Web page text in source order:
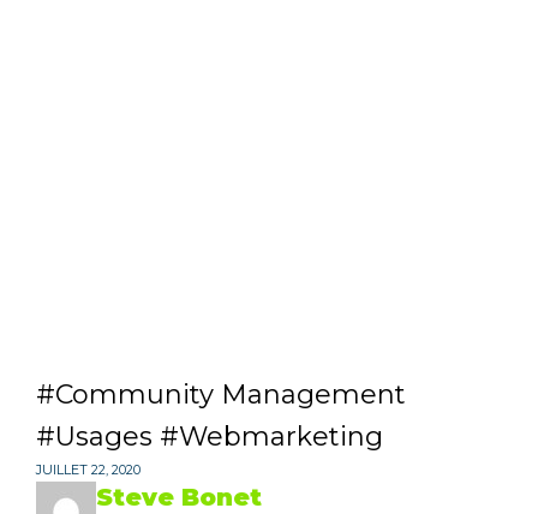
Community Management
Usages
Webmarketing
JUILLET 22, 2020
Steve Bonet